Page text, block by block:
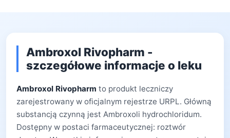
Ambroxol Rivopharm -
szczegółowe informacje o leku
Ambroxol Rivopharm to produkt leczniczy
zarejestrowany w oficjalnym rejestrze URPL. Główną
substancją czynną jest Ambroxoli hydrochloridum.
Dostępny w postaci farmaceutycznej: roztwór